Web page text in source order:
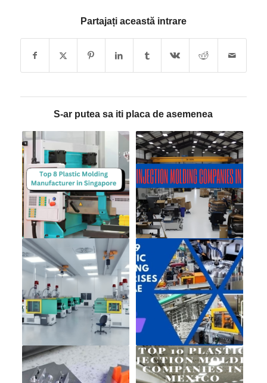
Partajați această intrare
S-ar putea sa iti placa de asemenea